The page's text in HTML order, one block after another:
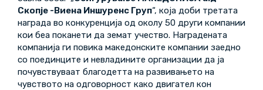
Скопје -Виена Иншуренс Груп“, која доби третата
награда во конкуренција од околу 50 други компании
кои беа поканети да земат учество. Наградената
компанија ги повика македонските компании заедно
со поединците и невладините организации да ја
почувствуваат благодетта на развивањето на
чувството на одговорност како двигател кон